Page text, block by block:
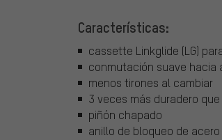
Características:
cassette Linkglide (LG)
conmutación suave hacia
menos tirones al cambiar
3 veces más duradero
piñón chapado
anillo de bloqueo de